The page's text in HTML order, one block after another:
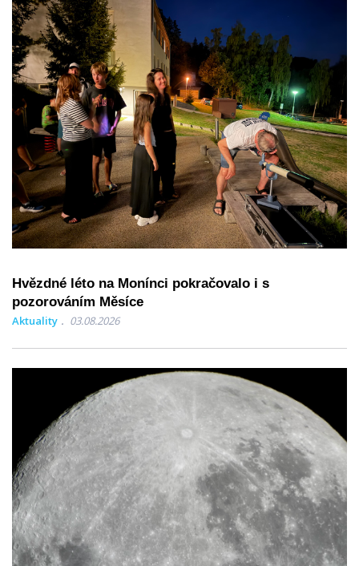
Hvězdné léto na Monínci pokračovalo i s
pozorováním Měsíce
Aktuality 03.08.2026